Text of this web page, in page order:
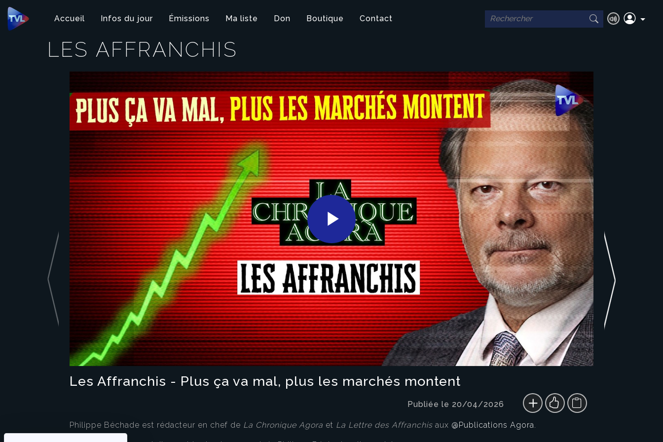
Panneau de gestion des cookies
Accueil Infos du jour Émissions Ma liste Don Boutique Contact
LES AFFRANCHIS
Play
Video
Les Affranchis - Plus ça va mal, plus les marchés montent
Publiée le 20/04/2026
Philippe Béchade est rédacteur en chef de La Chronique Agora et La Lettre des Affranchis aux @Publications Agora.